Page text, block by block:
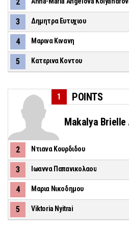
3 Δημητρα Ευτυχιου
4 Μαρινα Κινανη
5 Κατερινα Κοντου
POINTS
1
Makalya Brielle
2 Ντιανα Κουρδιδου
3 Ιωαννα Παπανικολαου
4 Μαρια Νικοδημου
5 Viktoria Nyitrai